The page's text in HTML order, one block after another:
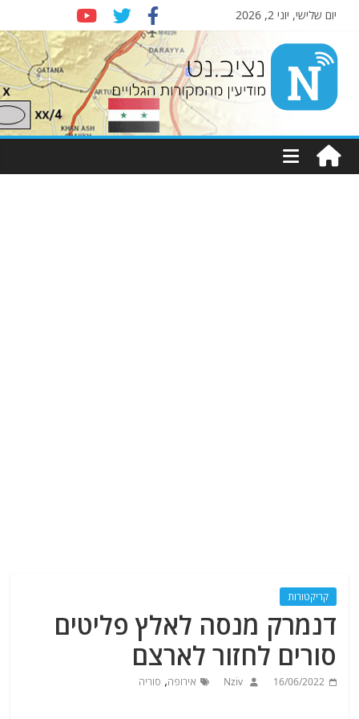
יום שלישי, יוני 2, 2026
Nziv.net
מודיעין
מהמקורות
קריקטורות
דנמרק מנסה לאלץ פליטים
סורים לחזור לארצם
16/06/2022
Nziv אירופה, סוריה